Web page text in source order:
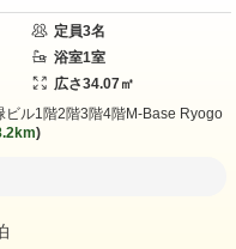
定員3名
浴室1室
広さ34.07㎡
ビル1階2階3階4階M-Base Ryogo